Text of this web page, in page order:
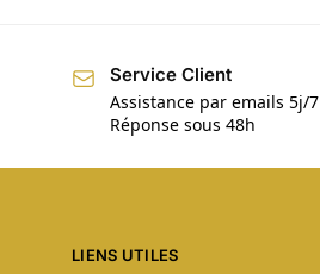
Service Client
Assistance par emails 5j/7
Réponse sous 48h
LIENS UTILES